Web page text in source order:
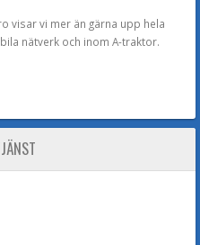
visar vi mer än gärna upp hela
nätverk och inom A-traktor.